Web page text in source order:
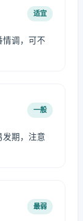
适宜
情调，可不
一般
发期，注意
最弱